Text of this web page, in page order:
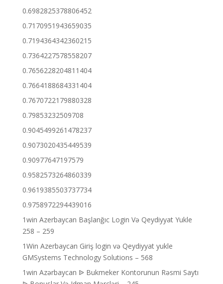
0.6982825378806452
0.7170951943659035
0.7194364342360215
0.7364227578558207
0.7656228204811404
0.7664188684331404
0.7670722179880328
0.79853232509708
0.9045499261478237
0.9073020435449539
0.90977647197579
0.9582573264860339
0.9619385503737734
0.9758972294439016
1win Azerbaycan Başlanğıc Login Və Qeydiyyat Yukle
258 – 259
1Win Azerbaycan Giriş login və Qeydiyyat yukle
GMSystems Technology Solutions – 568
1win Azərbaycan ᐉ Bukmeker Kontorunun Rəsmi Saytı